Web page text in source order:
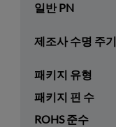
일반 PN
제조사 수명 주기
패키지 유형
패키지 핀 수
ROHS 준수